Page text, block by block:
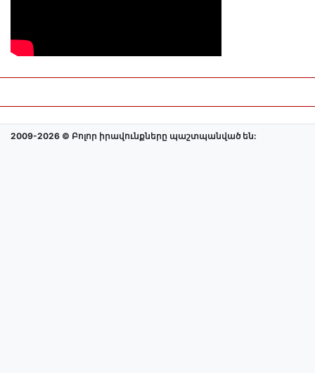
2009-2026 © Բոլոր իրավունքները պաշտպանված են: